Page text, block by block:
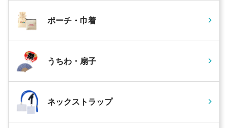
ポーチ・巾着
うちわ・扇子
ネックストラップ